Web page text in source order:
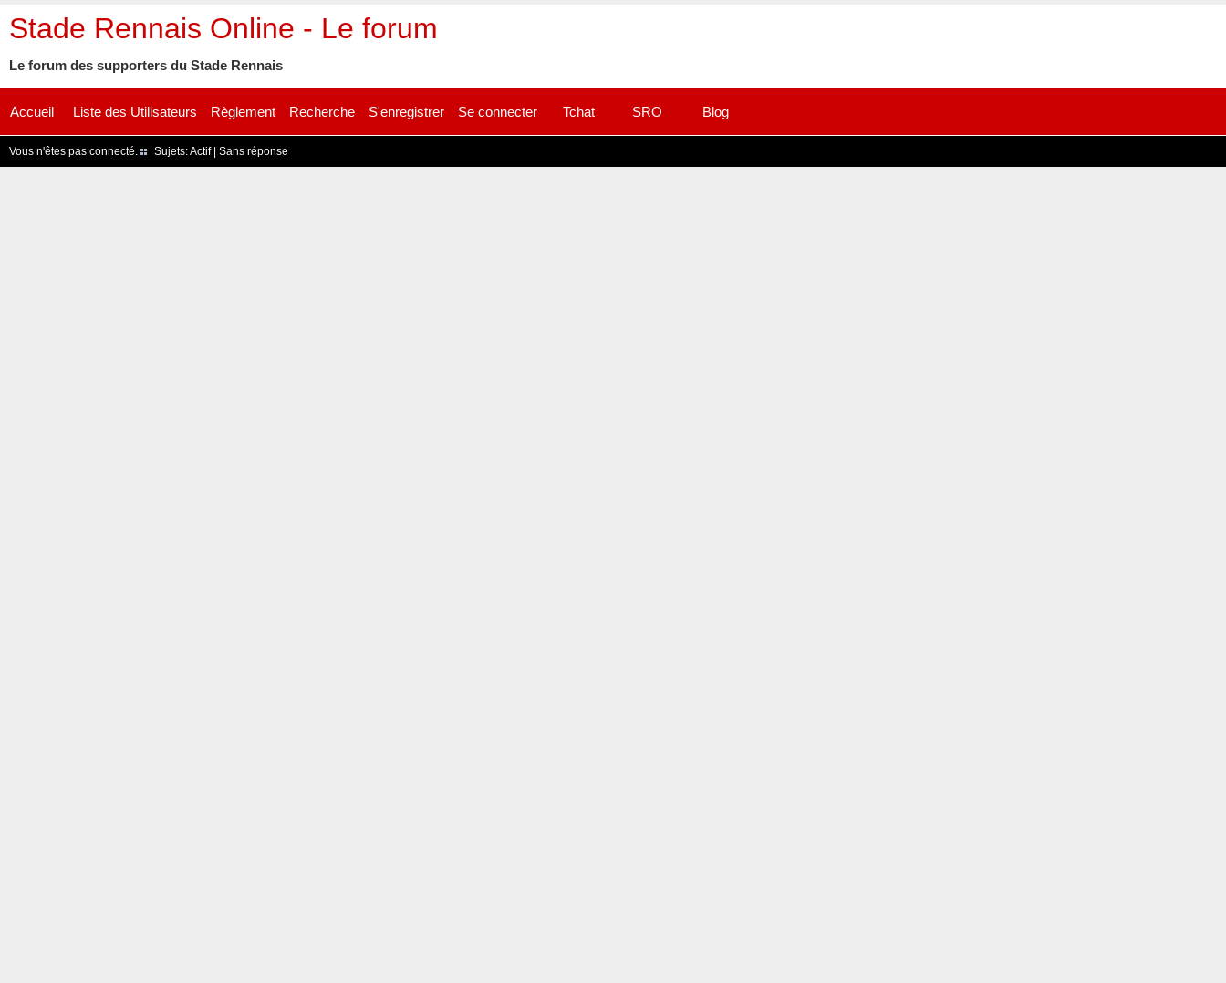
Stade Rennais Online - Le forum
Le forum des supporters du Stade Rennais
Accueil Liste des Utilisateurs Règlement Recherche S'enregistrer Se connecter Tchat SRO Blog
Vous n'êtes pas connecté. Sujets:Actif| Sans réponse